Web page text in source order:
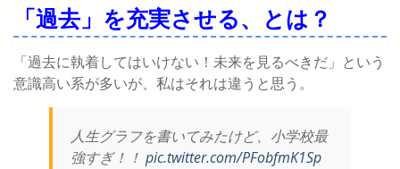
「過去」を充実させる、とは？
「過去に執着してはいけない！未来を見るべきだ」という
意識高い系が多いが、私はそれは違うと思う。
人生グラフを書いてみたけど、小学校最
強すぎ！！ pic.twitter.com/PFobfmK1Sp